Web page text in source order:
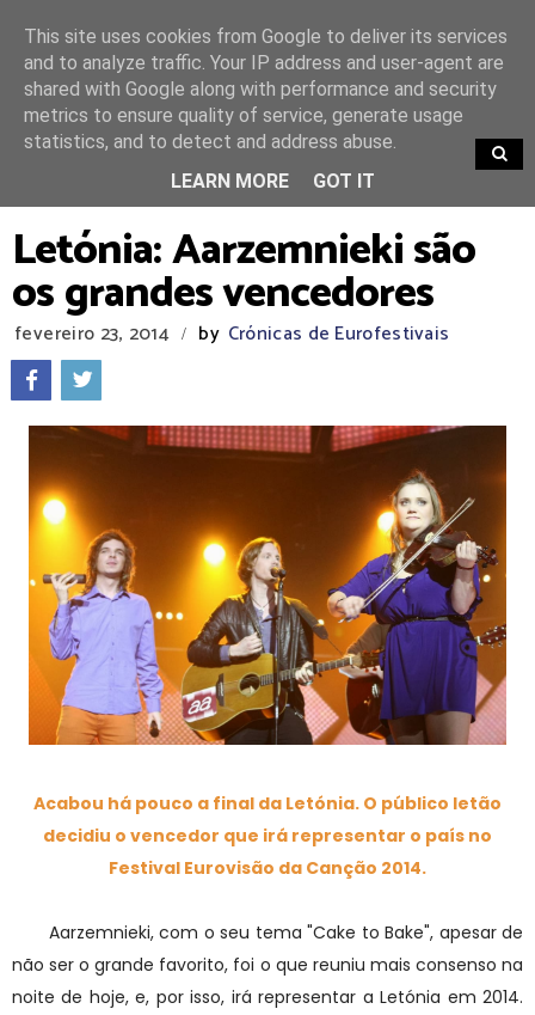
TRENDING
Letónia: Aarzemnieki são
os grandes vencedores
fevereiro 23, 2014 / by Crónicas de Eurofestivais
Acabou há pouco a final da Letónia. O público letão
decidiu o vencedor que irá representar o país no
Festival Eurovisão da Canção 2014.
Aarzemnieki, com o seu tema "Cake to Bake", apesar de
não ser o grande favorito, foi o que reuniu mais consenso na
noite de hoje, e, por isso, irá representar a Letónia em 2014.
This site uses cookies from Google to deliver its services
and to analyze traffic. Your IP address and user-agent are
shared with Google along with performance and security
metrics to ensure quality of service, generate usage
statistics, and to detect and address abuse.
LEARN MORE
GOT IT